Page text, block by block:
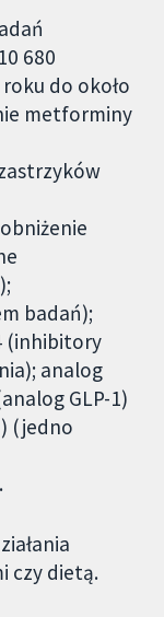
680
do około
metforminy
badań);
(inhibitory
analog
GLP-1)
(jedno
czy dietą.